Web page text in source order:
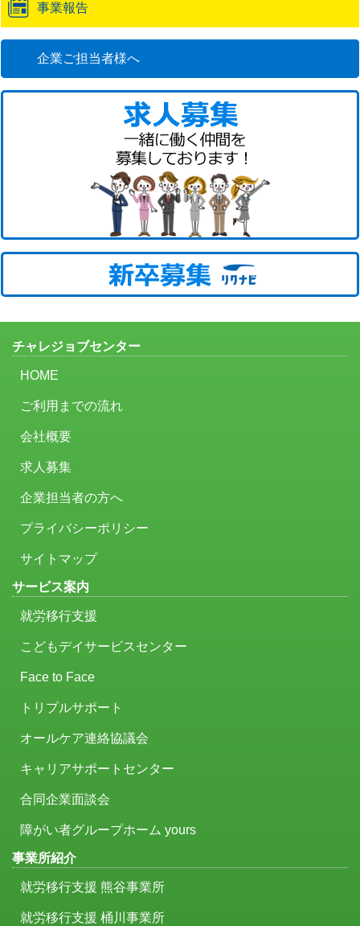
事業報告
企業ご担当者様へ
チャレジョブセンター
HOME
ご利用までの流れ
会社概要
求人募集
企業担当者の方へ
プライバシーポリシー
サイトマップ
サービス案内
就労移行支援
こどもデイサービスセンター
Face to Face
トリプルサポート
オールケア連絡協議会
キャリアサポートセンター
合同企業面談会
障がい者グループホーム yours
事業所紹介
就労移行支援 熊谷事業所
就労移行支援 桶川事業所